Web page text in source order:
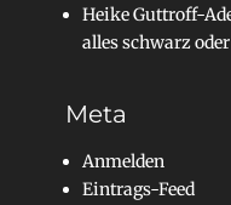
Heike Guttroff-
alles schwarz
Meta
Anmelden
Eintrags-Feed